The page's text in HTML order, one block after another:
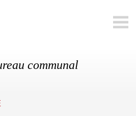
communal